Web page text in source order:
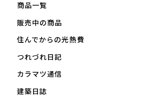
商品一覧
販売中の商品
住んでからの光熱費
つれづれ日記
カラマツ通信
建築日誌